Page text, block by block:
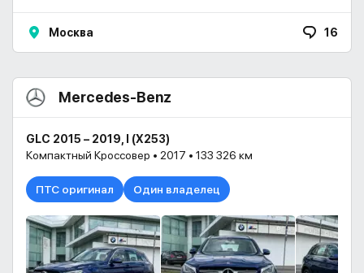
Москва 16
Mercedes-Benz
GLC 2015 – 2019, I (X253)
Компактный Кроссовер • 2017 • 133 326 км
ПТС оригинал Один владелец